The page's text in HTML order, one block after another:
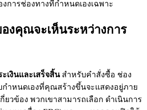
การช่องทางที่กำหนดเองเฉพาะ
งคุณจะเห็นระหว่างการ
ะเงินและเสร็จสิ้นสำหรับคำสั่งซื้อ ช่อง
กำหนดเองที่คุณสร้างขึ้นจะแสดงอยู่ภาย
ยวข้อง พวกเขาสามารถเลือก ดำเนินการ